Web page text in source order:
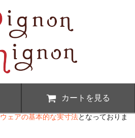
カートを見る
ウェアの基本的な実寸法となっておりま